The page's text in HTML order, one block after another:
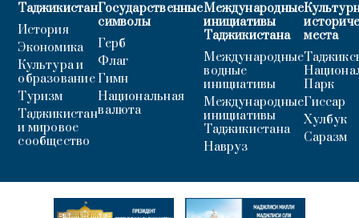
Таджикистан
История
Экономика
Культура и
образование
Туризм
Таджикистан
и мировое
сообщество
Государственные
символы
Герб
Флаг
Гимн
Национальная
валюта
Международные
инициативы
Таджикистана
Международные
водные
инициативы
Международные
инициативы
Таджикистана
Навруз
места
Парк
Гиссар
Хулбук
Саразм